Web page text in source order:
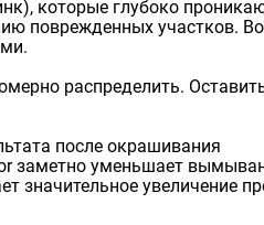
которые глубоко
поврежденных участков.
распределить.
после окрашивания
заметно уменьшает
значительное увеличение